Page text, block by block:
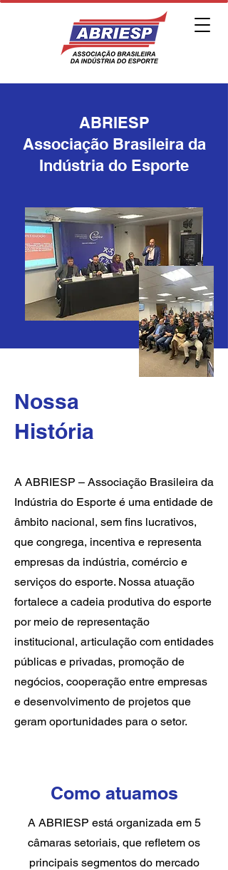
ABRIESP
Associação Brasileira da
Indústria do Esporte
​Nossa
História
A ABRIESP – Associação Brasileira da
Indústria do Esporte é uma entidade de
âmbito nacional, sem fins lucrativos,
que congrega, incentiva e representa
empresas da indústria, comércio e
serviços do esporte. Nossa atuação
fortalece a cadeia produtiva do esporte
por meio de representação
institucional, articulação com entidades
públicas e privadas, promoção de
negócios, cooperação entre empresas
e desenvolvimento de projetos que
geram oportunidades para o setor.
Como atuamos
A ABRIESP está organizada em 5
câmaras setoriais, que refletem os
principais segmentos do mercado